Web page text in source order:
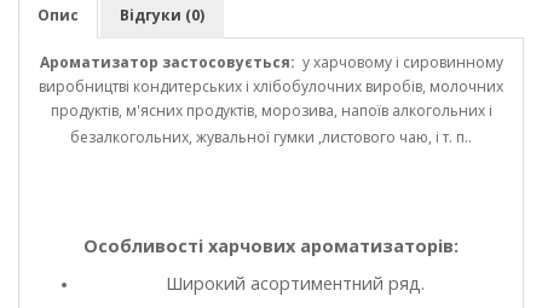
Опис Відгуки (0)
Ароматизатор застосовується: у харчовому і сировинному
виробництві кондитерських і хлібобулочних виробів, молочних
продуктів, м'ясних продуктів, морозива, напоїв алкогольних і
безалкогольних, жувальної гумки ,листового чаю, і т. п..
Особливості харчових ароматизаторів:
Широкий асортиментний ряд.